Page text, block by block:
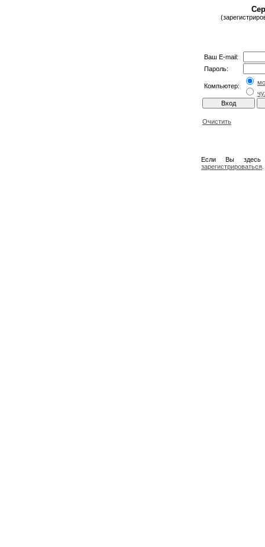
Ваш E-mail:
Пароль:
Компьютер:
Очистить
Если Вы
зарегистрироваться